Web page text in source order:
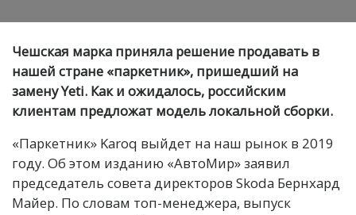
Чешская марка приняла решение продавать в
нашей стране «паркетник», пришедший на
замену Yeti. Как и ожидалось, российским
клиентам предложат модель локальной сборки.
«Паркетник» Karoq выйдет на наш рынок в 2019
году. Об этом изданию «АвтоМир» заявил
председатель совета директоров Skoda Бернхард
Майер. По словам топ-менеджера, выпуск